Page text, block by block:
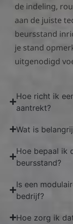
de indeling,
aan de juiste
beursstand
je stand
uitgenodigd
Hoe richt ik
aantrekt?
Wat is
Hoe bepaal ik
beursstand?
Is een
bedrijf?
Hoe zorg ik